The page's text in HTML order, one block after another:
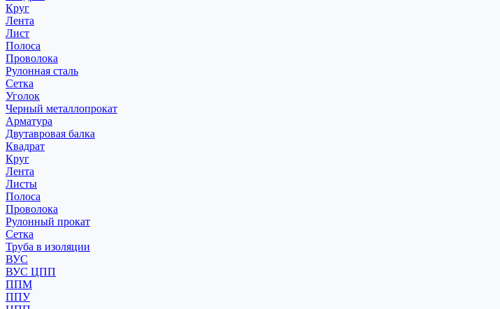
Круг
Лента
Лист
Полоса
Проволока
Рулонная сталь
Сетка
Уголок
Черный металлопрокат
Арматура
Двутавровая балка
Квадрат
Круг
Лента
Листы
Полоса
Проволока
Рулонный прокат
Сетка
Труба в изоляции
ВУС
ВУС ЦПП
ППМ
ППУ